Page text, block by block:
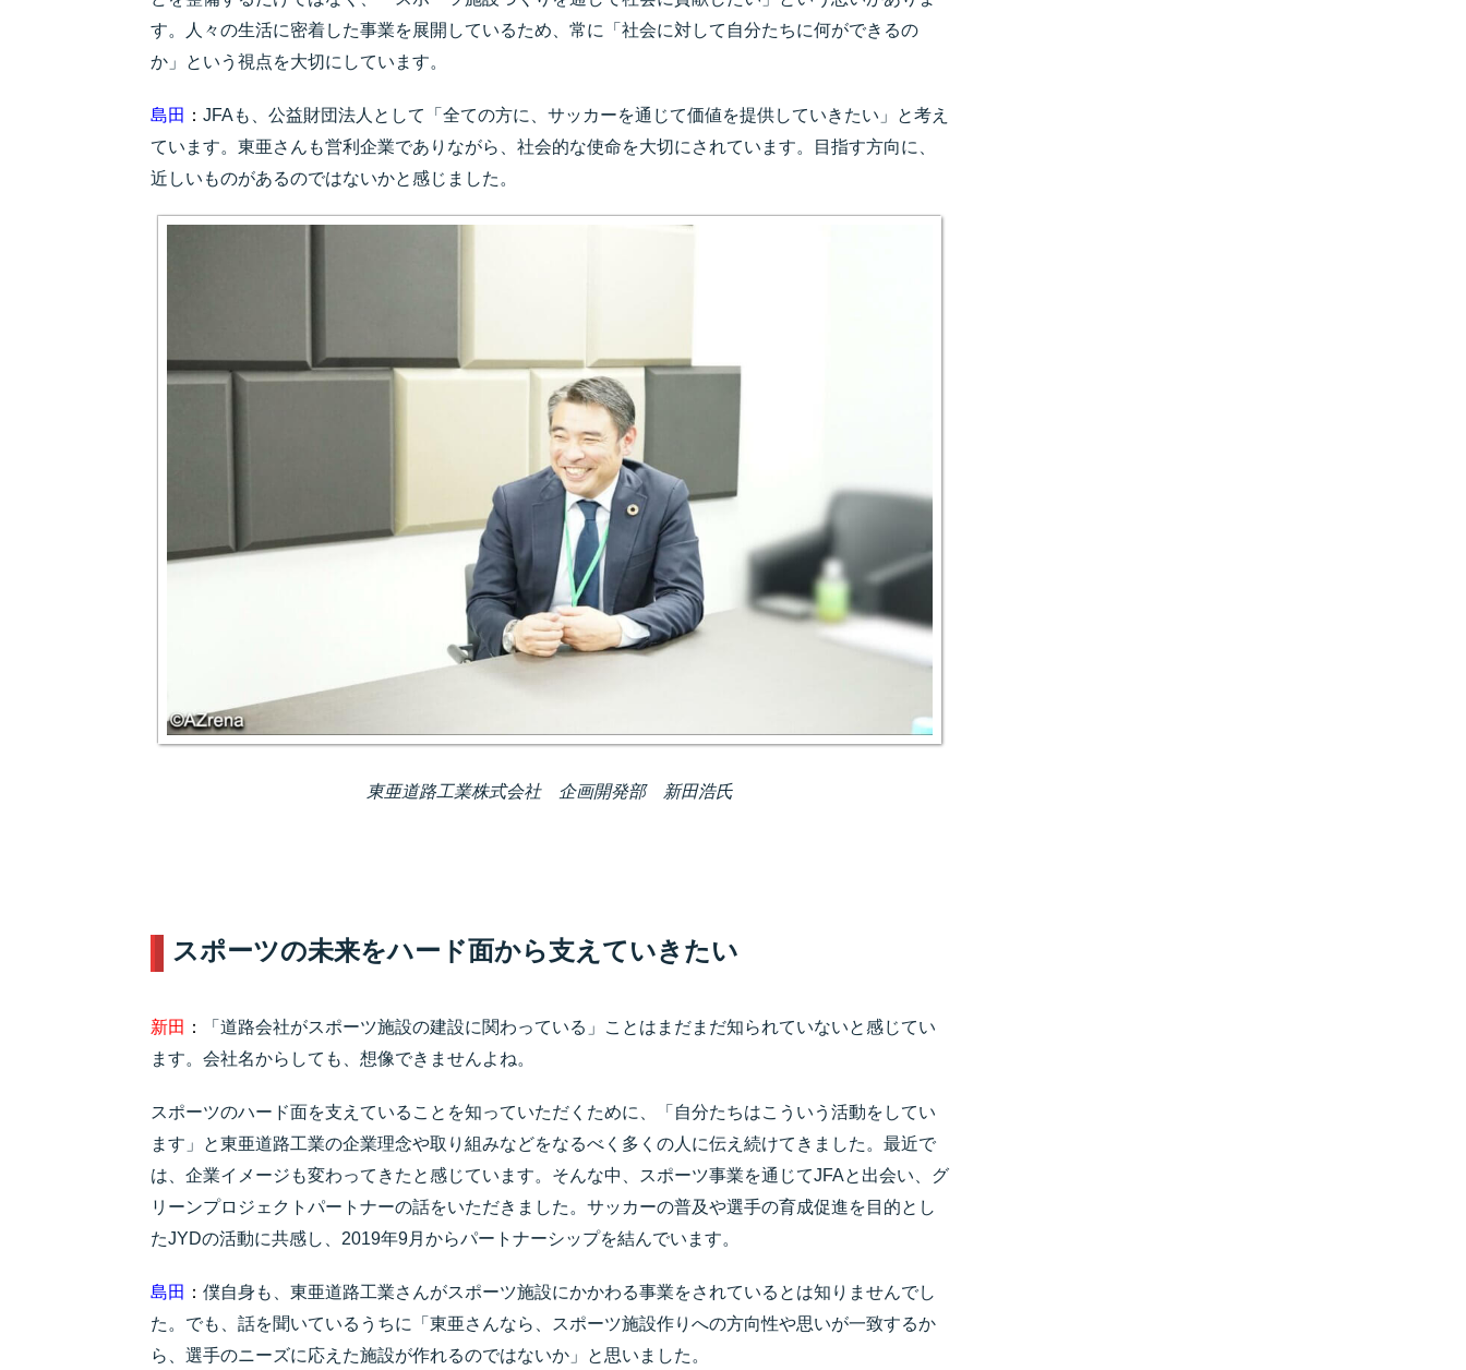
す。人々の生活に密着した事業を展開しているため、常に「社会に対して自分たちに何ができるの
か」という視点を大切にしています。
島田 ： JFAも、公益財団法人として「全ての方に、サッカーを通じて価値を提供していきたい」と考え
ています。東亜さんも営利企業でありながら、社会的な使命を大切にされています。目指す方向に、
近しいものがあるのではないかと感じました。
東亜道路工業株式会社 企画開発部 新田浩氏
スポーツの未来をハード面から支えていきたい
​​新田 ：
「道路会社がスポーツ施設の建設に関わっている」ことはまだまだ知られていないと感じてい
ます。会社名からしても、想像できませんよね。
スポーツのハード面を支えていることを知っていただくために、「自分たちはこういう活動をしてい
ます」と東亜道路工業の企業理念や取り組みなどをなるべく多くの人に伝え続けてきました。最近で
は、企業イメージも変わってきたと感じています。そんな中、スポーツ事業を通じてJFAと出会い、グ
リーンプロジェクトパートナーの話をいただきました。サッカーの普及や選手の育成促進を目的とし
たJYDの活動に共感し、2019年9月からパートナーシップを結んでいます。
島田 ： 僕自身も、東亜道路工業さんがスポーツ施設にかかわる事業をされているとは知りませんでし
た。でも、話を聞いているうちに「東亜さんなら、スポーツ施設作りへの方向性や思いが一致するか
ら、選手のニーズに応えた施設が作れるのではないか」と思いました。